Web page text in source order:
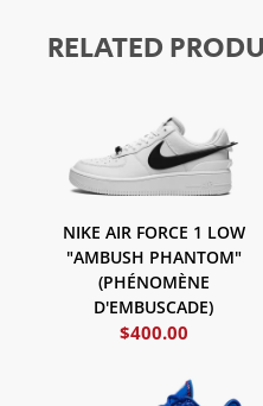
RELATED
NIKE AIR FORCE 1 LOW
"AMBUSH PHANTOM"
(PHÉNOMÈNE
D'EMBUSCADE)
$400.00